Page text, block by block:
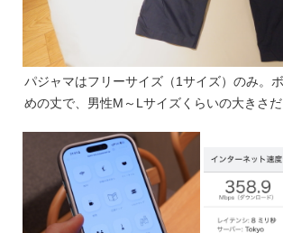
パジャマはフリーサイズ（1サイズ）のみ。
めの丈で、男性M～Lサイズくらいの大きさ